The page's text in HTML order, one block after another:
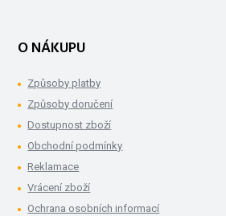
O NÁKUPU
Způsoby platby
Způsoby doručení
Dostupnost zboží
Obchodní podmínky
Reklamace
Vrácení zboží
Ochrana osobních informací